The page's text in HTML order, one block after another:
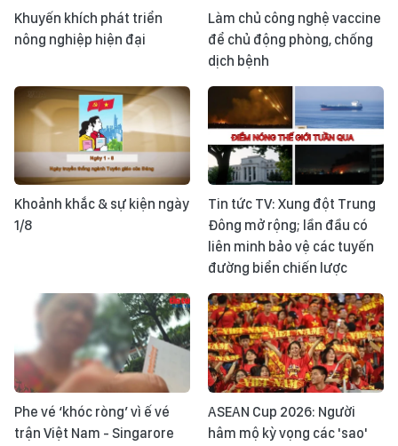
Khuyến khích phát triển
nông nghiệp hiện đại
Làm chủ công nghệ vaccine
để chủ động phòng, chống
dịch bệnh
Khoảnh khắc & sự kiện ngày
1/8
Tin tức TV: Xung đột Trung
Đông mở rộng; lần đầu có
liên minh bảo vệ các tuyến
đường biển chiến lược
Phe vé ‘khóc ròng’ vì ế vé
trận Việt Nam - Singarore
ASEAN Cup 2026: Người
hâm mộ kỳ vọng các 'sao'